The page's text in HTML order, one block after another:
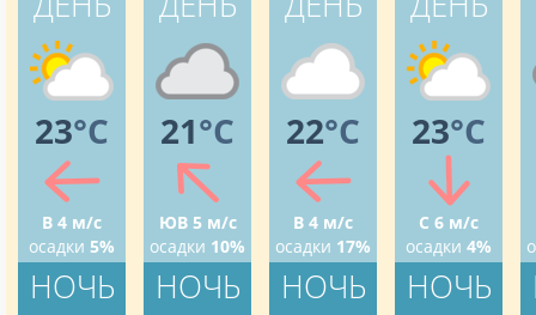
23°C
В 4 м/с
осадки 5%
НОЧЬ
21°C
ЮВ 5 м/с
осадки 10%
НОЧЬ
22°C
В 4 м/с
осадки 17%
НОЧЬ
23°C
С 6 м/с
осадки 4%
НОЧЬ